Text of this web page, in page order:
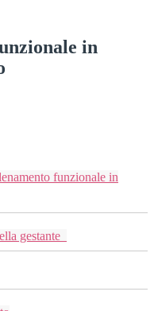
in
funzionale in
gestante